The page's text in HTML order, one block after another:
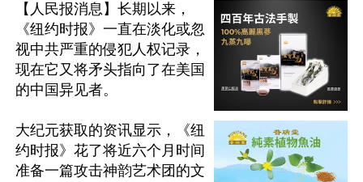
【人民报消息】长期以来，
《纽约时报》一直在淡化或忽
视中共严重的侵犯人权记录，
现在它又将矛头指向了在美国
的中国异见者。
大纪元获取的资讯显示，《纽
约时报》花了将近六个月时间
准备一篇攻击神韵艺术团的文